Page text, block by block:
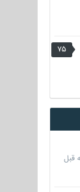
75